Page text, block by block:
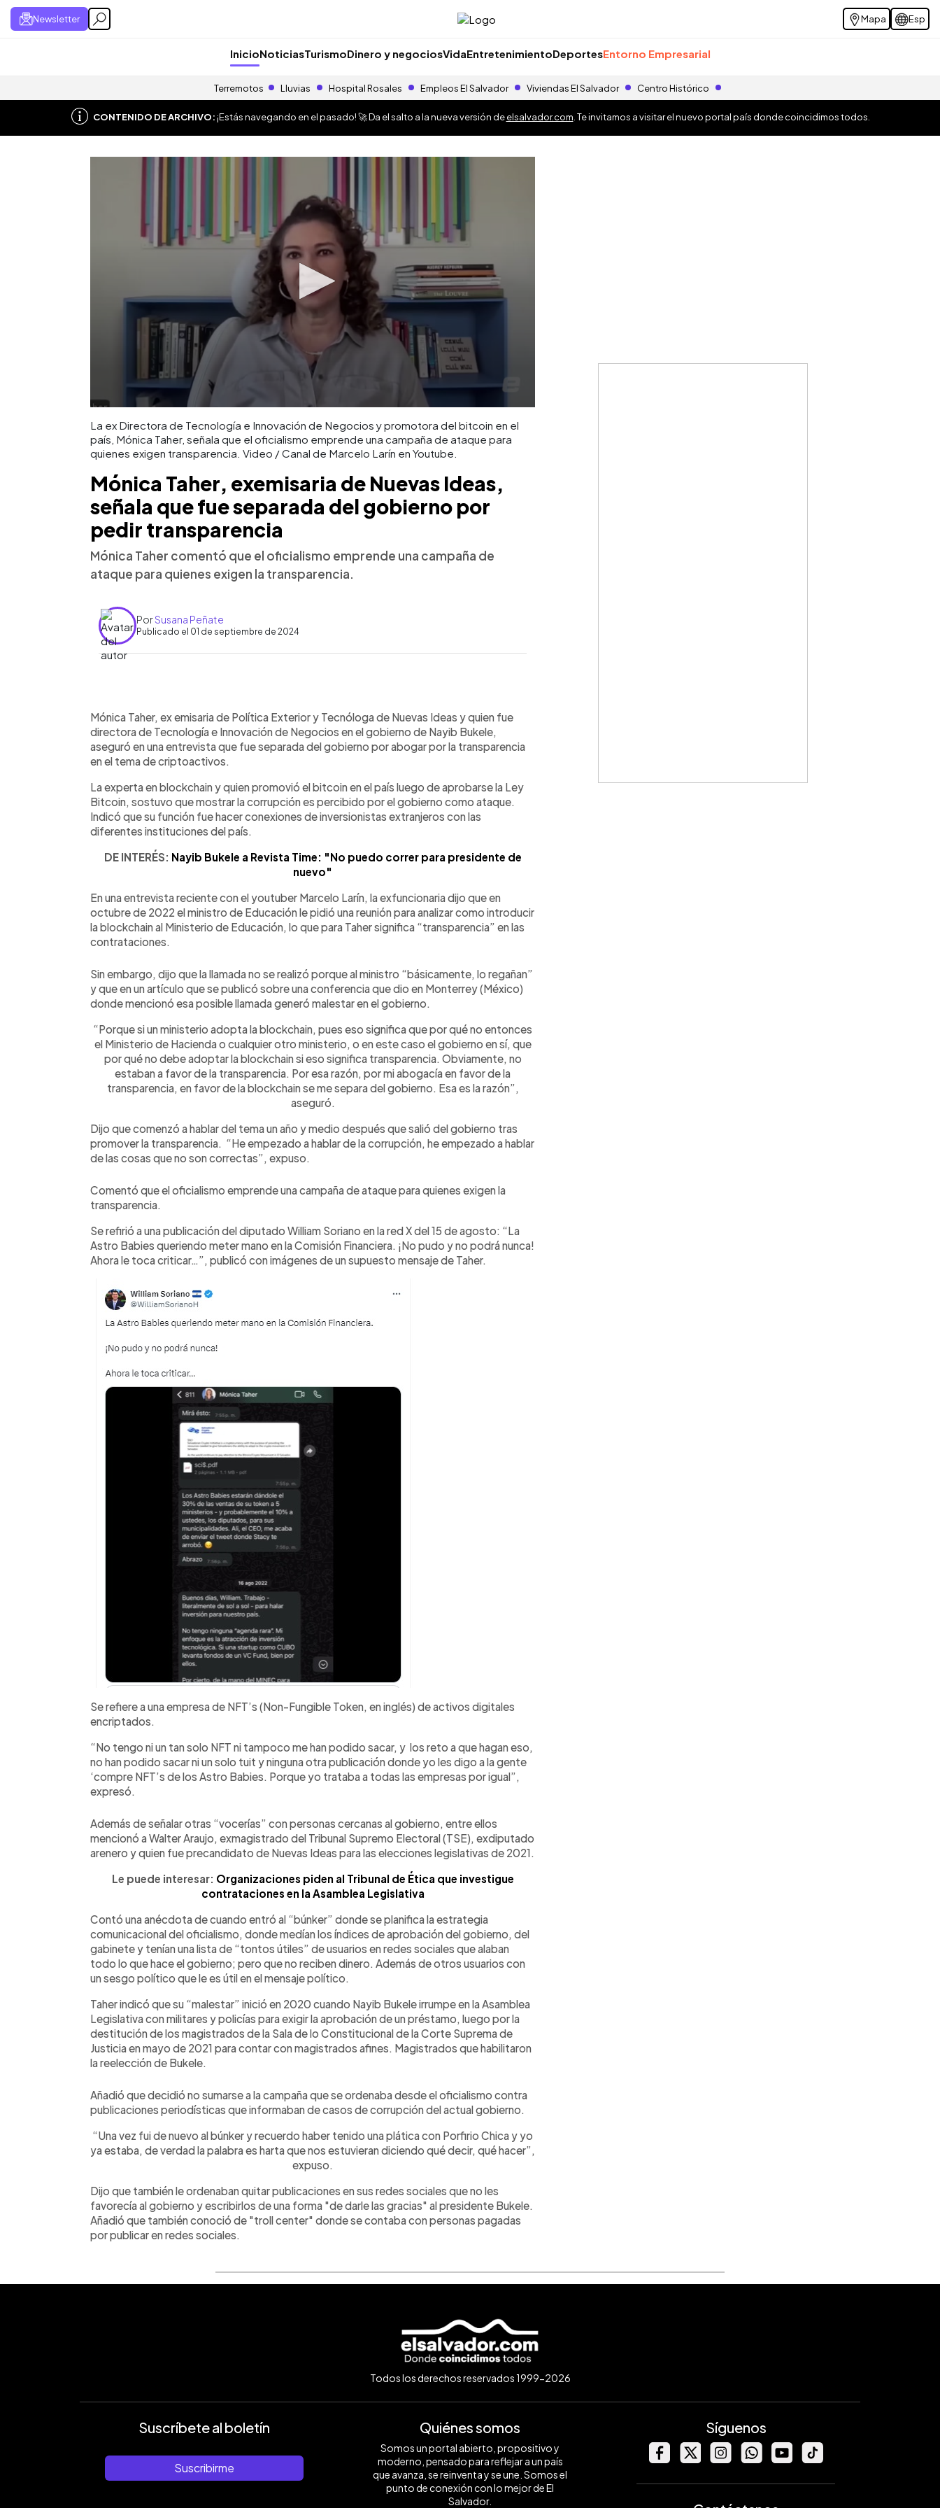
Newsletter Mapa Esp
InicioNoticiasTurismoDinero y negociosVidaEntretenimientoDeportesEntorno Empresarial
Terremotos Lluvias Hospital Rosales Empleos El Salvador Viviendas El Salvador Centro Histórico
CONTENIDO DE ARCHIVO:¡Estás navegando en el pasado! 🚀 Da el salto a la nueva versión deelsalvador.com . Te invitamos a visitar el nuevo portal país donde coincidimos todos.
La ex Directora de Tecnología e Innovación de Negocios y promotora del bitcoin en el
país, Mónica Taher, señala que el oficialismo emprende una campaña de ataque para
quienes exigen transparencia. Video / Canal de Marcelo Larín en Youtube.
Mónica Taher, exemisaria de Nuevas Ideas,
señala que fue separada del gobierno por
pedir transparencia
Mónica Taher comentó que el oficialismo emprende una campaña de
ataque para quienes exigen la transparencia.
PorSusana Peñate
Publicado el 01 de septiembre de 2024
► Escuchar artículo
Mónica Taher, ex emisaria de Política Exterior y Tecnóloga de Nuevas Ideas y quien fue
directora de Tecnología e Innovación de Negocios en el gobierno de Nayib Bukele,
aseguró en una entrevista que fue separada del gobierno por abogar por la transparencia
en el tema de criptoactivos.
La experta en blockchain y quien promovió el bitcoin en el país luego de aprobarse la Ley
Bitcoin, sostuvo que mostrar la corrupción es percibido por el gobierno como ataque.
Indicó que su función fue hacer conexiones de inversionistas extranjeros con las
diferentes instituciones del país.
DE INTERÉS: Nayib Bukele a Revista Time: "No puedo correr para presidente de
nuevo"
En una entrevista reciente con el youtuber Marcelo Larín, la exfuncionaria dijo que en
octubre de 2022 el ministro de Educación le pidió una reunión para analizar como introducir
la blockchain al Ministerio de Educación, lo que para Taher significa “transparencia” en las
contrataciones.
Sin embargo, dijo que la llamada no se realizó porque al ministro “básicamente, lo regañan”
y que en un artículo que se publicó sobre una conferencia que dio en Monterrey (México)
donde mencionó esa posible llamada generó malestar en el gobierno.
“Porque si un ministerio adopta la blockchain, pues eso significa que por qué no entonces
el Ministerio de Hacienda o cualquier otro ministerio, o en este caso el gobierno en sí, que
por qué no debe adoptar la blockchain si eso significa transparencia. Obviamente, no
estaban a favor de la transparencia. Por esa razón, por mi abogacía en favor de la
transparencia, en favor de la blockchain se me separa del gobierno. Esa es la razón”,
aseguró.
Dijo que comenzó a hablar del tema un año y medio después que salió del gobierno tras
promover la transparencia. “He empezado a hablar de la corrupción, he empezado a hablar
de las cosas que no son correctas”, expuso.
Comentó que el oficialismo emprende una campaña de ataque para quienes exigen la
transparencia.
Se refirió a una publicación del diputado William Soriano en la red X del 15 de agosto: “La
Astro Babies queriendo meter mano en la Comisión Financiera. ¡No pudo y no podrá nunca!
Ahora le toca criticar…”, publicó con imágenes de un supuesto mensaje de Taher.
Se refiere a una empresa de NFT’s (Non-Fungible Token, en inglés) de activos digitales
encriptados.
“No tengo ni un tan solo NFT ni tampoco me han podido sacar, y los reto a que hagan eso,
no han podido sacar ni un solo tuit y ninguna otra publicación donde yo les digo a la gente
‘compre NFT’s de los Astro Babies. Porque yo trataba a todas las empresas por igual”,
expresó.
Además de señalar otras “vocerías” con personas cercanas al gobierno, entre ellos
mencionó a Walter Araujo, exmagistrado del Tribunal Supremo Electoral (TSE), exdiputado
arenero y quien fue precandidato de Nuevas Ideas para las elecciones legislativas de 2021.
Le puede interesar: Organizaciones piden al Tribunal de Ética que investigue
contrataciones en la Asamblea Legislativa
Contó una anécdota de cuando entró al “búnker” donde se planifica la estrategia
comunicacional del oficialismo, donde medían los índices de aprobación del gobierno, del
gabinete y tenían una lista de “tontos útiles” de usuarios en redes sociales que alaban
todo lo que hace el gobierno; pero que no reciben dinero. Además de otros usuarios con
un sesgo político que le es útil en el mensaje político.
Taher indicó que su “malestar” inició en 2020 cuando Nayib Bukele irrumpe en la Asamblea
Legislativa con militares y policías para exigir la aprobación de un préstamo, luego por la
destitución de los magistrados de la Sala de lo Constitucional de la Corte Suprema de
Justicia en mayo de 2021 para contar con magistrados afines. Magistrados que habilitaron
la reelección de Bukele.
Añadió que decidió no sumarse a la campaña que se ordenaba desde el oficialismo contra
publicaciones periodísticas que informaban de casos de corrupción del actual gobierno.
“Una vez fui de nuevo al búnker y recuerdo haber tenido una plática con Porfirio Chica y yo
ya estaba, de verdad la palabra es harta que nos estuvieran diciendo qué decir, qué hacer”,
expuso.
Dijo que también le ordenaban quitar publicaciones en sus redes sociales que no les
favorecía al gobierno y escribirlos de una forma "de darle las gracias" al presidente Bukele.
Añadió que también conoció de "troll center" donde se contaba con personas pagadas
por publicar en redes sociales.
Todos los derechos reservados 1999-2026
Suscríbete al boletín
Suscribirme
Quiénes somos
Somos un portal abierto, propositivo y
moderno, pensado para reflejar a un país
que avanza, se reinventa y se une. Somos el
punto de conexión con lo mejor de El
Salvador.
Síguenos